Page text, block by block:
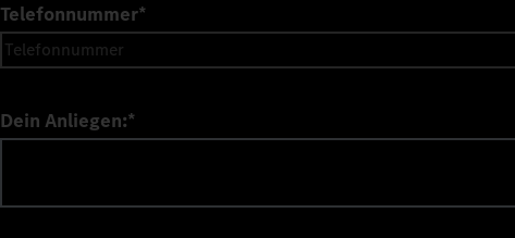
Telefonnummer*
Dein Anliegen:*